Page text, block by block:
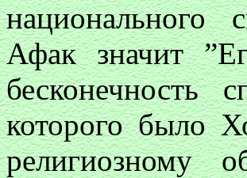
национального
Афак значит
бесконечность
которого было
религиозному